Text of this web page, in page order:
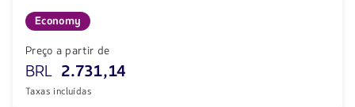
Economy
Preço a partir de
BRL 2.731,14
Taxas incluídas